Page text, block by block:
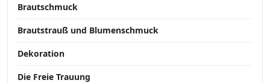
Brautschmuck
Brautstrauß und Blumenschmuck
Dekoration
Die Freie Trauung